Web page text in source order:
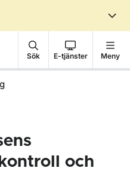
Sök E-tjänster Meny
och